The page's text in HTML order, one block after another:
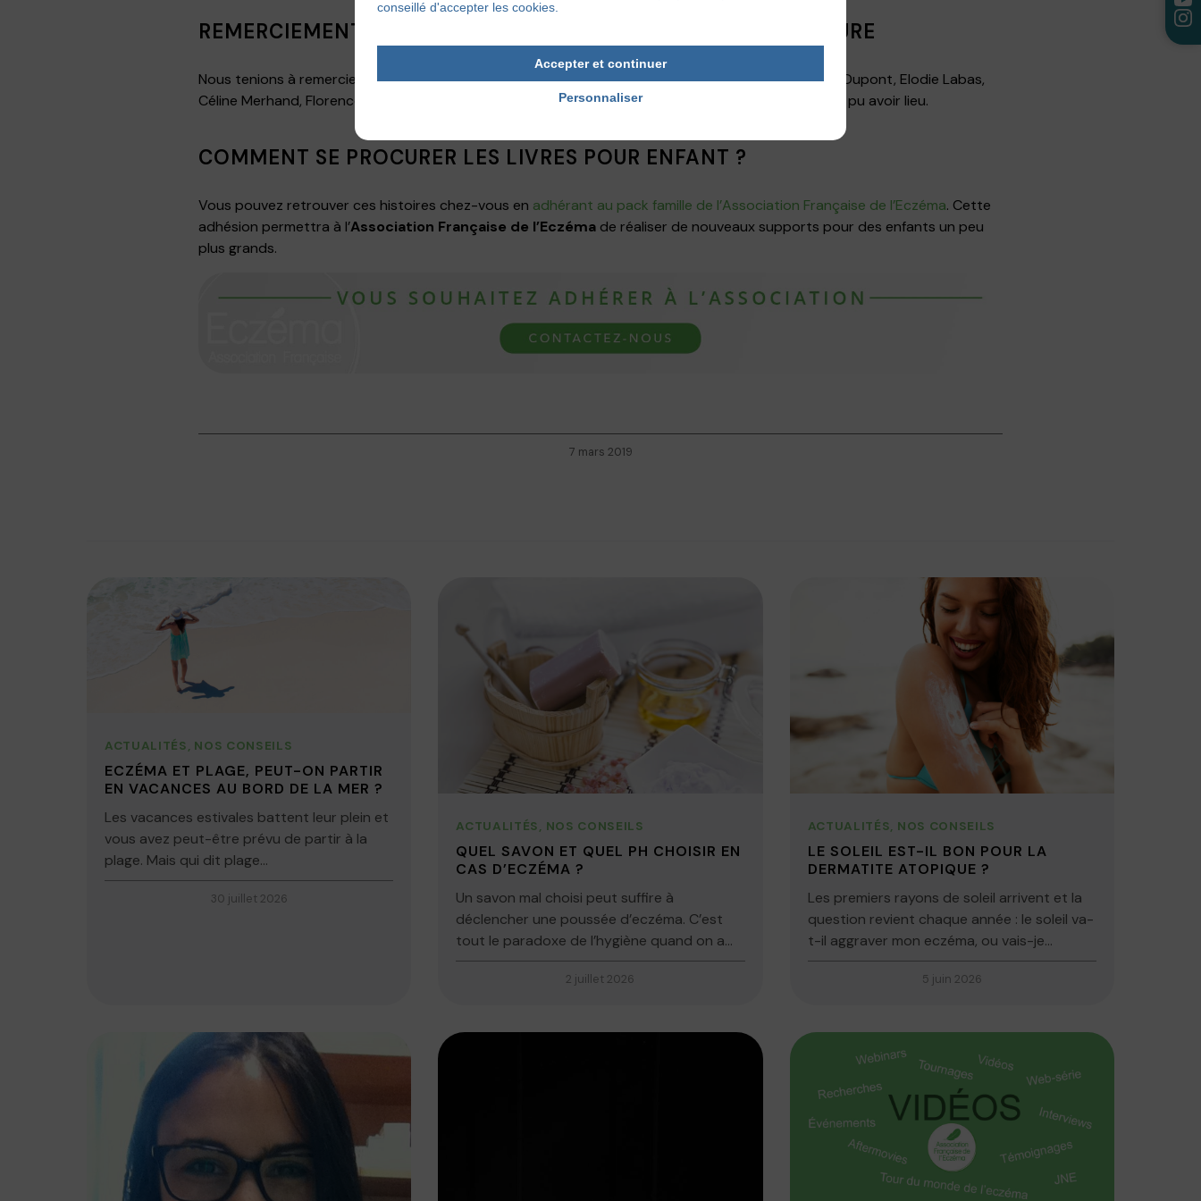
REMERCIEMENTS À TOUS LES PARTICIPANTS DE CETTE AVENTURE
Nous tenions à remercier tout particulièrement: Lise Colin, Audrey Charpentier, Cyril Tesson, Sylvie Dupont, Elodie Labas,
Céline Merhand, Florence Leandro et Yuanfen Xao notre illustratrice, sans qui ce projet n’aurait pas pu avoir lieu.
COMMENT SE PROCURER LES LIVRES POUR ENFANT ?
Vous pouvez retrouver ces histoires chez-vous en adhérant au pack famille de l’Association Française de l’Eczéma. Cette
adhésion permettra à l’Association Française de l’Eczéma de réaliser de nouveaux supports pour des enfants un peu
plus grands.
7 mars 2019
ACTUALITÉS, NOS CONSEILS
ECZÉMA ET PLAGE, PEUT-ON PARTIR
EN VACANCES AU BORD DE LA MER ?
Les vacances estivales battent leur plein et
vous avez peut-être prévu de partir à la
plage. Mais qui dit plage...
30 juillet 2026
ACTUALITÉS, NOS CONSEILS
QUEL SAVON ET QUEL PH CHOISIR EN
CAS D’ECZÉMA ?
Un savon mal choisi peut suffire à
déclencher une poussée d’eczéma. C’est
tout le paradoxe de l’hygiène quand on a...
2 juillet 2026
ACTUALITÉS, NOS CONSEILS
LE SOLEIL EST-IL BON POUR LA
DERMATITE ATOPIQUE ?
Les premiers rayons de soleil arrivent et la
question revient chaque année : le soleil va-
t-il aggraver mon eczéma, ou vais-je...
5 juin 2026
conseillé d'accepter les cookies.
Accepter et continuer
Personnaliser